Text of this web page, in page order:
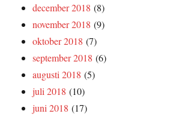
december 2018 (8)
november 2018 (9)
oktober 2018 (7)
september 2018 (6)
augusti 2018 (5)
juli 2018 (10)
juni 2018 (17)